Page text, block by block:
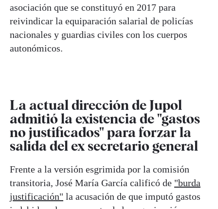
asociación que se constituyó en 2017 para
reivindicar la equiparación salarial de policías
nacionales y guardias civiles con los cuerpos
autonómicos.
La actual dirección de Jupol
admitió la existencia de "gastos
no justificados" para forzar la
salida del ex secretario general
Frente a la versión esgrimida por la comisión
transitoria, José María García calificó de "burda
justificación" la acusación de que imputó gastos